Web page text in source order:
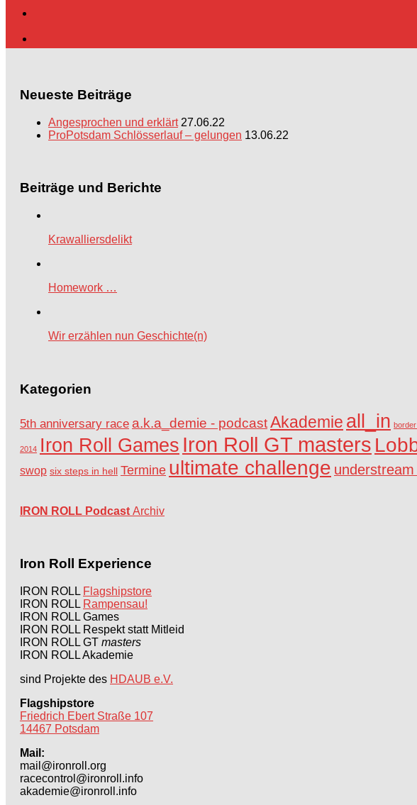
Neueste Beiträge
Angesprochen und erklärt 27.06.22
ProPotsdam Schlösserlauf – gelungen 13.06.22
Beiträge und Berichte
Krawalliersdelikt
Homework …
Wir erzählen nun Geschichte(n)
Kategorien
5th anniversary race a.k.a_demie - podcastAkademie all_in
2014 Iron Roll Games Iron Roll GT masters
swop six steps in hell Termine ultimate challenge
IRON ROLL Podcast Archiv
Iron Roll Experience
IRON ROLL Flagshipstore
IRON ROLL Rampensau!
IRON ROLL Games
IRON ROLL Respekt statt Mitleid
IRON ROLL GT masters
IRON ROLL Akademie
sind Projekte des HDAUB e.V.
Flagshipstore
Friedrich Ebert Straße 107
14467 Potsdam
Mail:
mail@ironroll.org
racecontrol@ironroll.info
akademie@ironroll.info